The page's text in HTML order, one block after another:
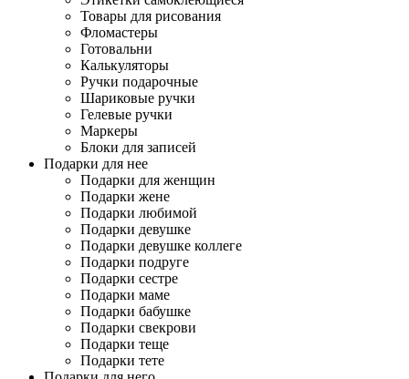
Товары для рисования
Фломастеры
Готовальни
Калькуляторы
Ручки подарочные
Шариковые ручки
Гелевые ручки
Маркеры
Блоки для записей
Подарки для нее
Подарки для женщин
Подарки жене
Подарки любимой
Подарки девушке
Подарки девушке коллеге
Подарки подруге
Подарки сестре
Подарки маме
Подарки бабушке
Подарки свекрови
Подарки теще
Подарки тете